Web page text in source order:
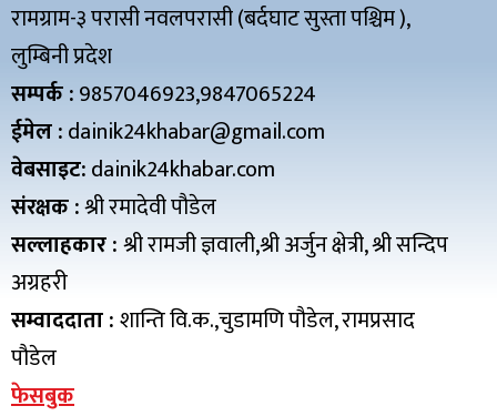
रामग्राम-३ परासी नवलपरासी (बर्दघाट सुस्ता पश्चिम ),
लुम्बिनी प्रदेश
सम्पर्क :9857046923,9847065224
ईमेल :dainik24khabar@gmail.com
वेबसाइट:dainik24khabar.com
संरक्षक :श्री रमादेवी पौडेल
सल्लाहकार :श्री रामजी ज्ञवाली,श्री अर्जुन क्षेत्री, श्री सन्दिप
अग्रहरी
सम्वाददाता :शान्ति वि.क.,चुडामणि पौडेल, रामप्रसाद
पौडेल
फेसबुक